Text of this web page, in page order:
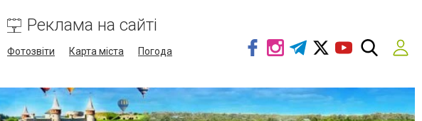
Реклама на сайті
Фотозвіти Карта міста
Погода